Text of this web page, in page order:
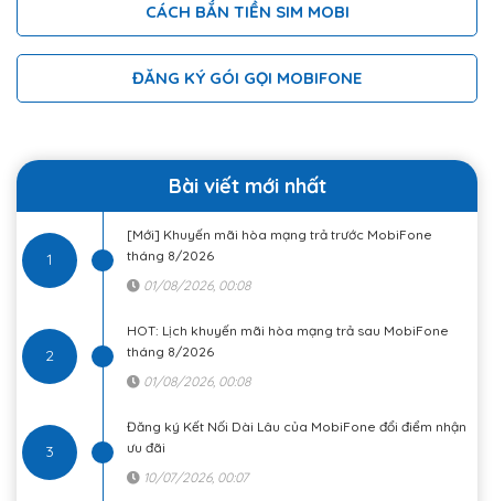
CÁCH BẮN TIỀN SIM MOBI
ĐĂNG KÝ GÓI GỌI MOBIFONE
Bài viết mới nhất
1
[Mới] Khuyến mãi hòa mạng trả trước MobiFone
tháng 8/2026
01/08/2026, 00:08
2
HOT: Lịch khuyến mãi hòa mạng trả sau MobiFone
tháng 8/2026
01/08/2026, 00:08
3
Đăng ký Kết Nối Dài Lâu của MobiFone đổi điểm nhận
ưu đãi
10/07/2026, 00:07